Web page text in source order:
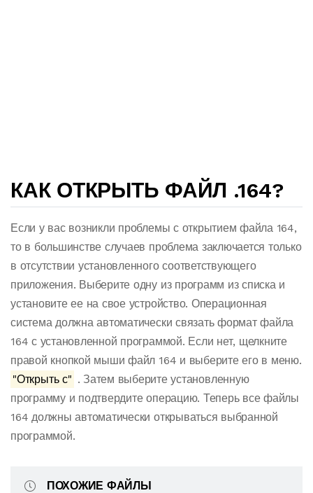
КАК ОТКРЫТЬ ФАЙЛ .164?
Если у вас возникли проблемы с открытием файла 164,
то в большинстве случаев проблема заключается только
в отсутствии установленного соответствующего
приложения. Выберите одну из программ из списка и
установите ее на свое устройство. Операционная
система должна автоматически связать формат файла
164 с установленной программой. Если нет, щелкните
правой кнопкой мыши файл 164 и выберите его в меню.
"Открыть с" . Затем выберите установленную
программу и подтвердите операцию. Теперь все файлы
164 должны автоматически открываться выбранной
программой.
ПОХОЖИЕ ФАЙЛЫ